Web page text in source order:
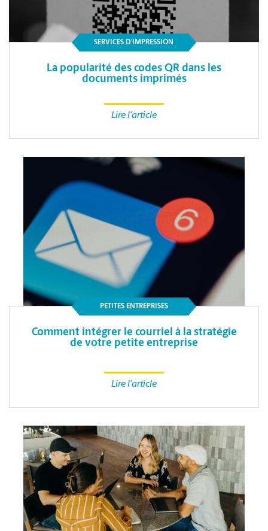
SERVICES D’IMPRESSION
La popularité des codes QR dans les
documents imprimés
Lire l'article
PETITES ENTREPRISES
Comment intégrer le courriel à la stratégie
de votre petite entreprise
Lire l'article